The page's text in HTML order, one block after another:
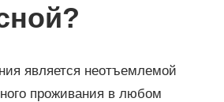
является неотъемлемой
проживания в любом